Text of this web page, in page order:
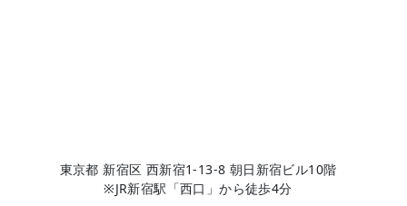
東京都 新宿区 西新宿1-13-8 朝日新宿ビル10階
※JR新宿駅「西口」から徒歩4分